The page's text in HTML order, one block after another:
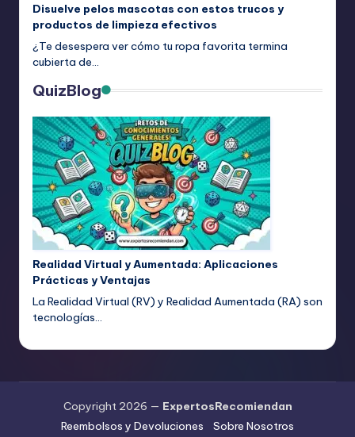
Disuelve pelos mascotas con estos trucos y
productos de limpieza efectivos
¿Te desespera ver cómo tu ropa favorita termina
cubierta de…
QuizBlog
Realidad Virtual y Aumentada: Aplicaciones
Prácticas y Ventajas
La Realidad Virtual (RV) y Realidad Aumentada (RA) son
tecnologías…
Copyright 2026 — ExpertosRecomiendan
Reembolsos y Devoluciones
Sobre Nosotros